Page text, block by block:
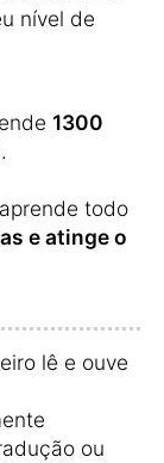
nível de
1300
.
todo
e atinge o
lê e ouve
ou